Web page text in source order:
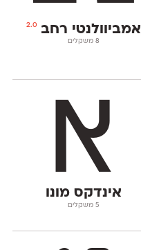
אמביוולנטי רחב 2.0
‫8 משקלים
אינדקס מונו
‫5 משקלים